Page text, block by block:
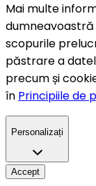
Mai multe
scopurile
păstrare a
precum și
în Principiile de
Personalizați
Accept